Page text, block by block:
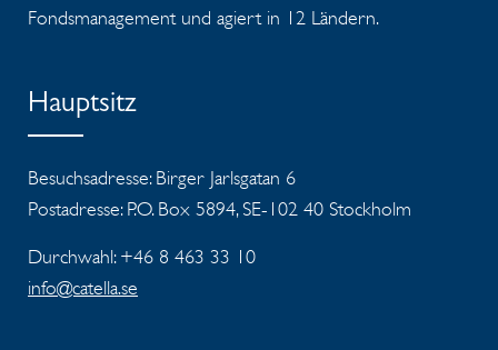
Fondsmanagement und agiert in 12 Ländern.
Hauptsitz
Besuchsadresse: Birger Jarlsgatan 6
Postadresse: P.O. Box 5894, SE-102 40 Stockholm
Durchwahl: +46 8 463 33 10
info@catella.se